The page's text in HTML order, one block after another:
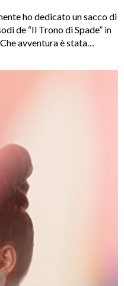
ho dedicato un sacco di
de “Il Trono di Spade” in
avventura è stata…